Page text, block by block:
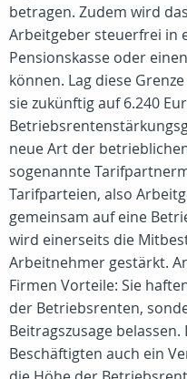
betragen. Zudem wird
Arbeitgeber steuerfrei in
Pensionskasse oder
können. Lag diese
sie zukünftig auf 6.240
neue Art der
sogenannte
Tarifparteien, also
gemeinsam auf eine
wird einerseits die
Arbeitnehmer gestärkt.
Firmen Vorteile: Sie
der Betriebsrenten,
Beitragszusage
Beschäftigten auch ein